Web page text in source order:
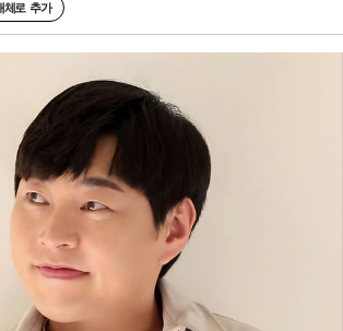
체로 추가